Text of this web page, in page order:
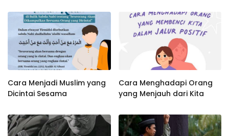
Cara Menjadi Muslim yang
Dicintai Sesama
Cara Menghadapi Orang
yang Menjauh dari Kita